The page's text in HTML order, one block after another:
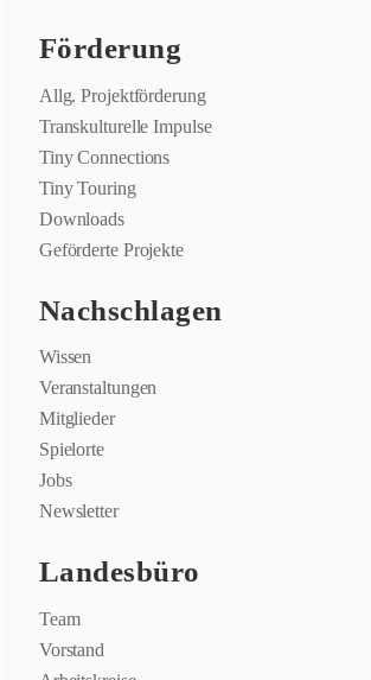
Förderung
Allg. Projektförderung
Transkulturelle Impulse
Tiny Connections
Tiny Touring
Downloads
Geförderte Projekte
Nachschlagen
Wissen
Veranstaltungen
Mitglieder
Spielorte
Jobs
Newsletter
Landesbüro
Team
Vorstand